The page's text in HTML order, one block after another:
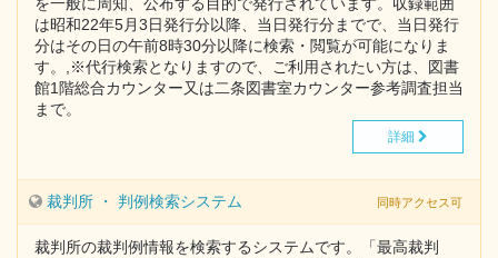
は昭和22年5月3日発行分以降、当日発行分までで、当日発行
分はその日の午前8時30分以降に検索・閲覧が可能になりま
す。,※代行検索となりますので、ご利用されたい方は、図書
館1階総合カウンター又は二条図書室カウンター参考調査担当
まで。
詳細
裁判所 ・ 判例検索システム 同時アクセス可
裁判所の裁判例情報を検索するシステムです。「最高裁判